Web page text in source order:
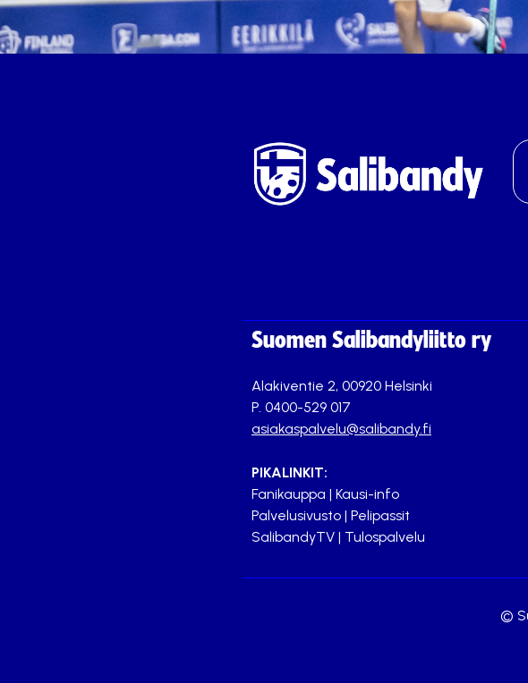
Suomen Salibandyliitto ry
Alakiventie 2, 00920 Helsinki
P. 0400-529 017
asiakaspalvelu@salibandy.fi
PIKALINKIT:
Fanikauppa | Kausi-info
Palvelusivusto | Pelipassit
SalibandyTV | Tulospalvelu
©